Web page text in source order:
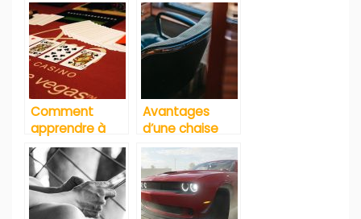
Comment
apprendre à
jouer au poker ?
Avantages
d’une chaise
gamer pour
jouer à un jeu
de course ou
d’aventure